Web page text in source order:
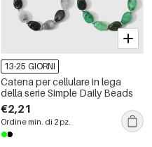
13-25 GIORNI
Catena per cellulare in lega
della serie Simple Daily Beads
€2,21
Ordine min. di 2 pz.